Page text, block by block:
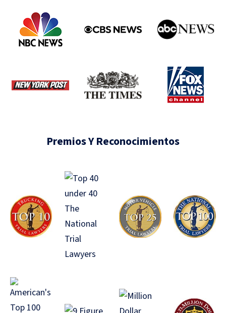
Premios Y Reconocimientos